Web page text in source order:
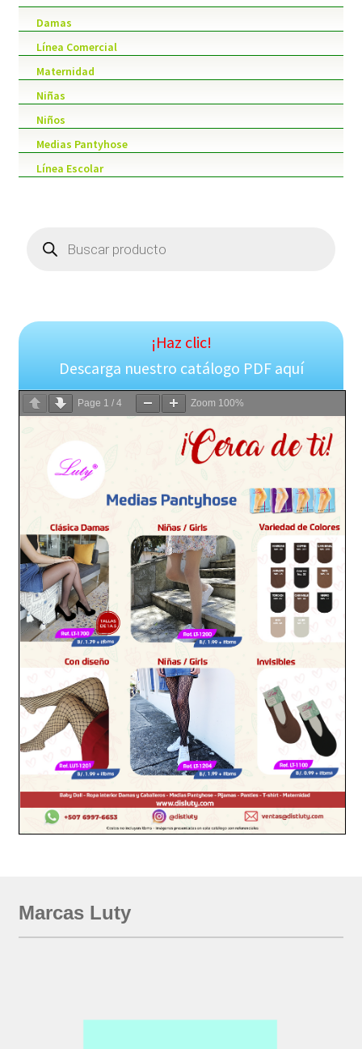
Damas
Línea Comercial
Maternidad
Niñas
Niños
Medias Pantyhose
Línea Escolar
search
¡Haz clic!
Descarga nuestro catálogo PDF aquí
Page 1 / 4 Zoom 100%
Marcas Luty